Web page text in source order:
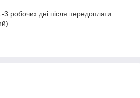
3 робочих дні після передоплати